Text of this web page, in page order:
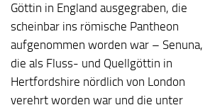
Göttin in England ausgegraben, die
scheinbar ins römische Pantheon
aufgenommen worden war – Senuna,
die als Fluss- und Quellgöttin in
Hertfordshire nördlich von London
verehrt worden war und die unter